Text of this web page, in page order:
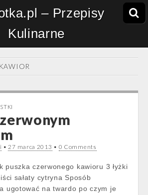
– Przepisy
Kulinarne
•27 marca 2013 • 0 Comments
puszka czerwonego kawioru 3 łyżki
sałaty cytryna Sposób
ugotować na twardo po czym je